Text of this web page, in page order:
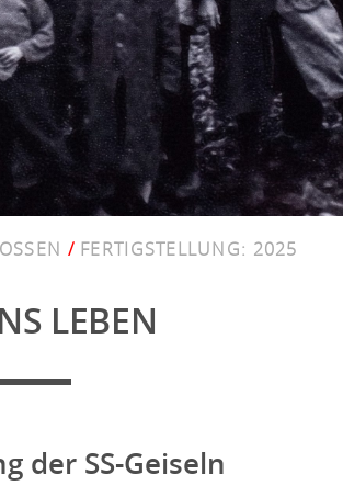
/ FERTIGSTELLUNG: 2025
LEBEN
der SS-Geiseln